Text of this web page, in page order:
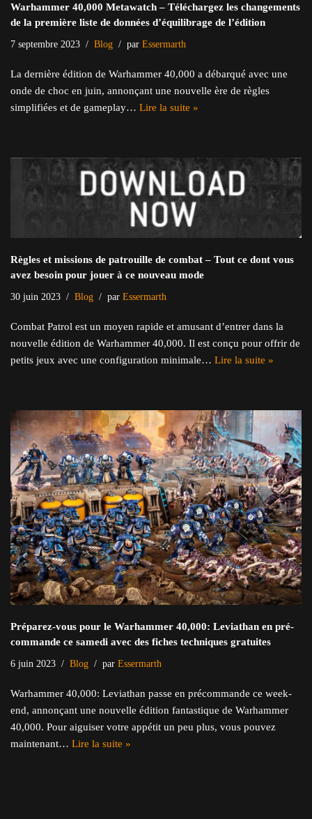
Warhammer 40,000 Metawatch – Téléchargez les changements
de la première liste de données d’équilibrage de l’édition
7 septembre 2023 Blog par Essermarth
La dernière édition de Warhammer 40,000 a débarqué avec une
onde de choc en juin, annonçant une nouvelle ère de règles
simplifiées et de gameplay… Lire la suite »
Règles et missions de patrouille de combat – Tout ce dont vous
avez besoin pour jouer à ce nouveau mode
30 juin 2023 Blog par Essermarth
Combat Patrol est un moyen rapide et amusant d’entrer dans la
nouvelle édition de Warhammer 40,000. Il est conçu pour offrir de
petits jeux avec une configuration minimale… Lire la suite »
Préparez-vous pour le Warhammer 40,000: Leviathan en pré-
commande ce samedi avec des fiches techniques gratuites
6 juin 2023 Blog par Essermarth
Warhammer 40,000: Leviathan passe en précommande ce week-
end, annonçant une nouvelle édition fantastique de Warhammer
40,000. Pour aiguiser votre appétit un peu plus, vous pouvez
maintenant… Lire la suite »